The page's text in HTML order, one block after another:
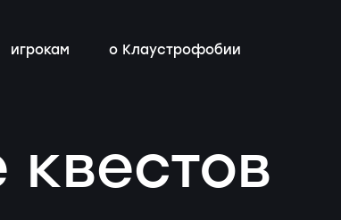
эротические
игрокам
тимбилдинг
о Клаустрофобии
контакты